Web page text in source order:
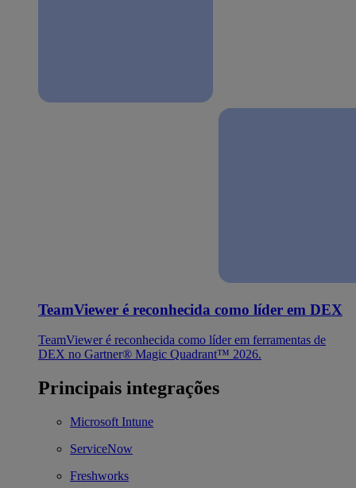
TeamViewer é reconhecida como líder em DEX
TeamViewer é reconhecida como líder em ferramentas de
DEX no Gartner® Magic Quadrant™ 2026.
Principais integrações
Microsoft Intune
ServiceNow
Freshworks